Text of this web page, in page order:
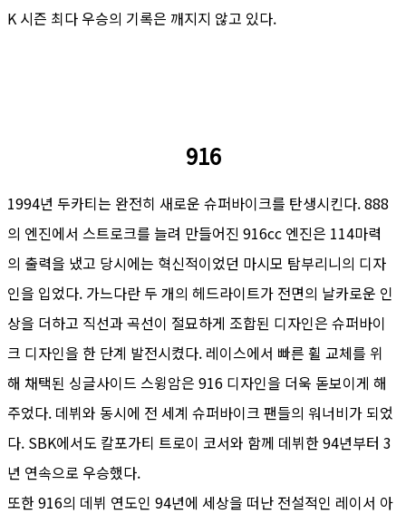
K 시즌 최다 우승의 기록은 깨지지 않고 있다.
916
1994년 두카티는 완전히 새로운 슈퍼바이크를 탄생시킨다. 888
의 엔진에서 스트로크를 늘려 만들어진 916cc 엔진은 114마력
의 출력을 냈고 당시에는 혁신적이었던 마시모 탐부리니의 디자
인을 입었다. 가느다란 두 개의 헤드라이트가 전면의 날카로운 인
상을 더하고 직선과 곡선이 절묘하게 조합된 디자인은 슈퍼바이
크 디자인을 한 단계 발전시켰다. 레이스에서 빠른 휠 교체를 위
해 채택된 싱글사이드 스윙암은 916 디자인을 더욱 돋보이게 해
주었다. 데뷔와 동시에 전 세계 슈퍼바이크 팬들의 워너비가 되었
다. SBK에서도 칼포가티 트로이 코서와 함께 데뷔한 94년부터 3
년 연속으로 우승했다.
또한 916의 데뷔 연도인 94년에 세상을 떠난 전설적인 레이서 아